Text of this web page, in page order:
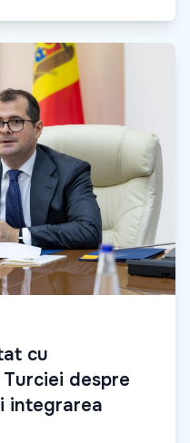
cu
despre
integrarea